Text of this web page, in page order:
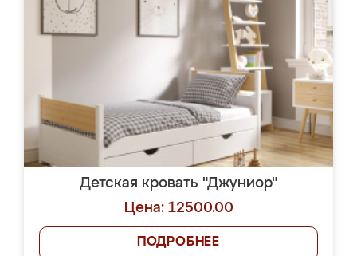
Детская кровать "Джуниор"
Цена: 12500.00
ПОДРОБНЕЕ